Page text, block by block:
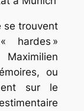
se trouvent
hardes »
ou
sur le